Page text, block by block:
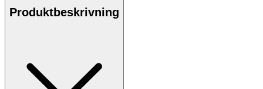
Produktbeskrivning